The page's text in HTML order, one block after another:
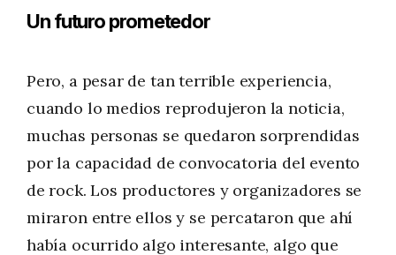
Un futuro prometedor
Pero, a pesar de tan terrible experiencia,
cuando lo medios reprodujeron la noticia,
muchas personas se quedaron sorprendidas
por la capacidad de convocatoria del evento
de rock. Los productores y organizadores se
miraron entre ellos y se percataron que ahí
había ocurrido algo interesante, algo que